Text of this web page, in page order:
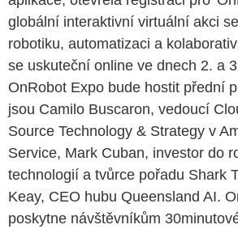
globální interaktivní virtuální akci
robotiku, automatizaci a
se uskuteční online ve dnech 2. a
OnRobot Expo bude hostit přední
jsou Camilo Buscaron, vedoucí
Source Technology & Strategy v
Service, Mark Cuban, investor do
technologií a tvůrce pořadu Shark
Keay, CEO hubu Queensland AI.
poskytne návštěvníkům